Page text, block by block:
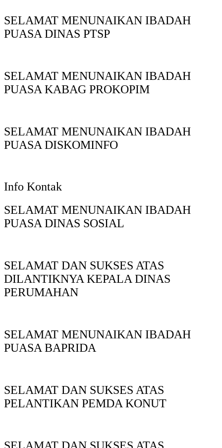
SELAMAT MENUNAIKAN IBADAH
PUASA DINAS PTSP
SELAMAT MENUNAIKAN IBADAH
PUASA KABAG PROKOPIM
SELAMAT MENUNAIKAN IBADAH
PUASA DISKOMINFO
Info Kontak
SELAMAT MENUNAIKAN IBADAH
PUASA DINAS SOSIAL
SELAMAT DAN SUKSES ATAS
DILANTIKNYA KEPALA DINAS
PERUMAHAN
SELAMAT MENUNAIKAN IBADAH
PUASA BAPRIDA
SELAMAT DAN SUKSES ATAS
PELANTIKAN PEMDA KONUT
SELAMAT DAN SUKSES ATAS